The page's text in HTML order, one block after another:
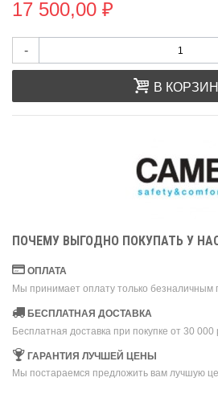
17 500,00 ₽
-
В
ПОЧЕМУ ВЫГОДНО ПОКУПАТЬ У
ОПЛАТА
Мы принимает оплату только безналичным
БЕСПЛАТНАЯ ДОСТАВКА
Бесплатная доставка при покупке от 30 000
ГАРАНТИЯ ЛУЧШЕЙ ЦЕНЫ
Мы постараемся предложить вам лучшую